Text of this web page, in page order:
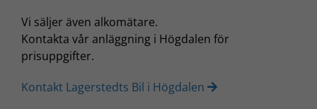
Vi säljer även alkomätare.
Kontakta vår anläggning i Högdalen för
prisuppgifter.
Kontakt Lagerstedts Bil i Högdalen